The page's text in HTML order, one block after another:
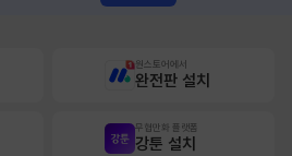
원스토어에서
완전판 설치
무협만화 플랫폼
강툰 설치